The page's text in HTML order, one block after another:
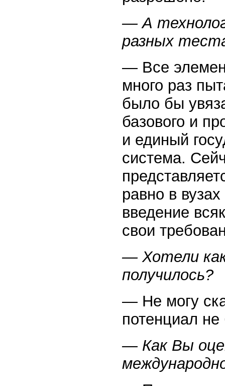
— А
разных
— Все
много раз
было бы
базового и
и единый
система.
равно в
введение
свои
— Хотели
получилось?
— Не могу
потенциал
— Как Вы